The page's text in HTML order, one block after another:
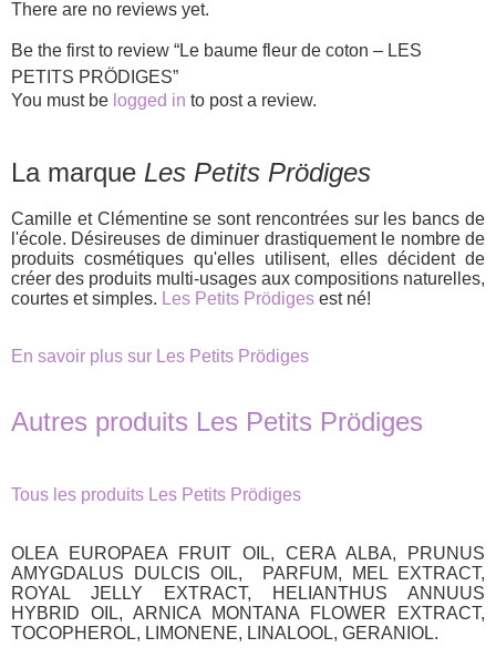
There are no reviews yet.
Be the first to review “Le baume fleur de coton – LES
PETITS PRÖDIGES”
You must be logged in to post a review.
La marque Les Petits Prödiges
Camille et Clémentine se sont rencontrées sur les bancs de
l'école. Désireuses de diminuer drastiquement le nombre de
produits cosmétiques qu'elles utilisent, elles décident de
créer des produits multi-usages aux compositions naturelles,
courtes et simples. Les Petits Prödiges est né!
En savoir plus sur Les Petits Prödiges
Autres produits Les Petits Prödiges
Tous les produits Les Petits Prödiges
OLEA EUROPAEA FRUIT OIL, CERA ALBA, PRUNUS
AMYGDALUS DULCIS OIL, PARFUM, MEL EXTRACT,
ROYAL JELLY EXTRACT, HELIANTHUS ANNUUS
HYBRID OIL, ARNICA MONTANA FLOWER EXTRACT,
TOCOPHEROL, LIMONENE, LINALOOL, GERANIOL.